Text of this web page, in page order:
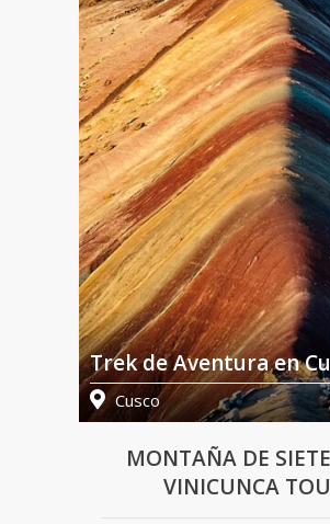
Trek de Aventura en
Cusco
MONTAÑA DE
VINICUNCA